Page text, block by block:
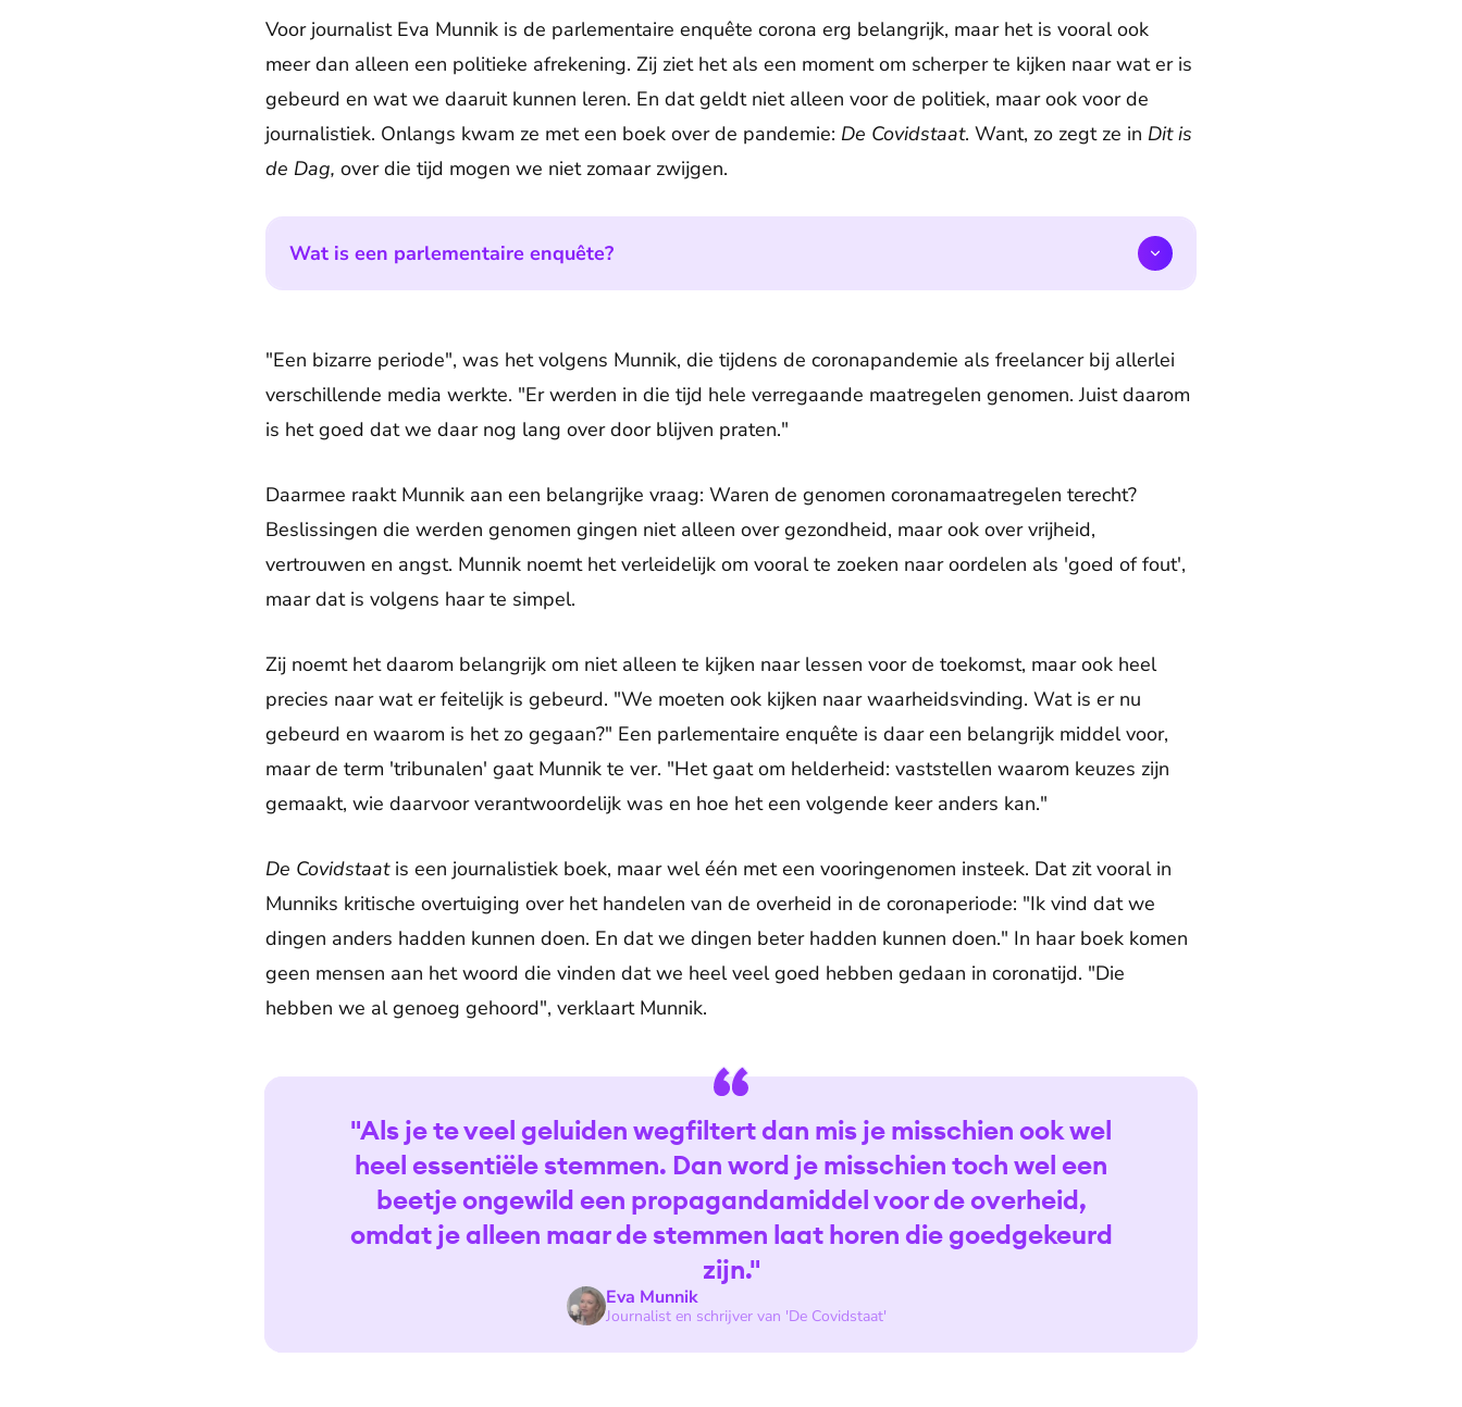
Voor journalist Eva Munnik is de parlementaire enquête corona erg belangrijk, maar het is vooral ook
meer dan alleen een politieke afrekening. Zij ziet het als een moment om scherper te kijken naar wat er is
gebeurd en wat we daaruit kunnen leren. En dat geldt niet alleen voor de politiek, maar ook voor de
journalistiek. Onlangs kwam ze met een boek over de pandemie: De Covidstaat. Want, zo zegt ze in Dit is
de Dag, over die tijd mogen we niet zomaar zwijgen.
Wat is een parlementaire enquête?
"Een bizarre periode", was het volgens Munnik, die tijdens de coronapandemie als freelancer bij allerlei
verschillende media werkte. "Er werden in die tijd hele verregaande maatregelen genomen. Juist daarom
is het goed dat we daar nog lang over door blijven praten."
Daarmee raakt Munnik aan een belangrijke vraag: Waren de genomen coronamaatregelen terecht?
Beslissingen die werden genomen gingen niet alleen over gezondheid, maar ook over vrijheid,
vertrouwen en angst. Munnik noemt het verleidelijk om vooral te zoeken naar oordelen als 'goed of fout',
maar dat is volgens haar te simpel.
Zij noemt het daarom belangrijk om niet alleen te kijken naar lessen voor de toekomst, maar ook heel
precies naar wat er feitelijk is gebeurd. "We moeten ook kijken naar waarheidsvinding. Wat is er nu
gebeurd en waarom is het zo gegaan?" Een parlementaire enquête is daar een belangrijk middel voor,
maar de term 'tribunalen' gaat Munnik te ver. "Het gaat om helderheid: vaststellen waarom keuzes zijn
gemaakt, wie daarvoor verantwoordelijk was en hoe het een volgende keer anders kan."
De Covidstaat is een journalistiek boek, maar wel één met een vooringenomen insteek. Dat zit vooral in
Munniks kritische overtuiging over het handelen van de overheid in de coronaperiode: "Ik vind dat we
dingen anders hadden kunnen doen. En dat we dingen beter hadden kunnen doen." In haar boek komen
geen mensen aan het woord die vinden dat we heel veel goed hebben gedaan in coronatijd. "Die
hebben we al genoeg gehoord", verklaart Munnik.
Eva Munnik
Journalist en schrijver van 'De Covidstaat'
"Als je te veel geluiden wegfiltert dan mis je misschien ook wel
heel essentiële stemmen. Dan word je misschien toch wel een
beetje ongewild een propagandamiddel voor de overheid,
omdat je alleen maar de stemmen laat horen die goedgekeurd
zijn."